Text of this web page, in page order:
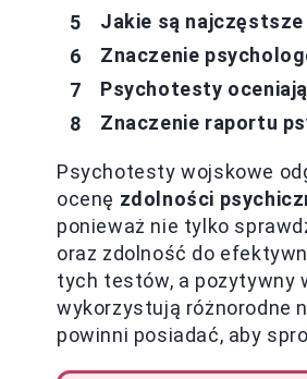
Jakie są
Znaczenie
Psychotesty
Znaczenie raportu
Psychotesty wojskowe
ocenę zdolności
ponieważ nie tylko
oraz zdolność do
tych testów, a pozytywny
wykorzystują różnorodne
powinni posiadać, aby